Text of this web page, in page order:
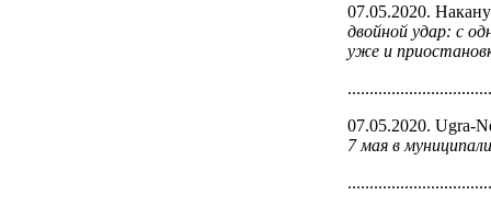
07.05.2020.
двойной удар: с
уже и
07.05.2020. Ugra-
7 мая в